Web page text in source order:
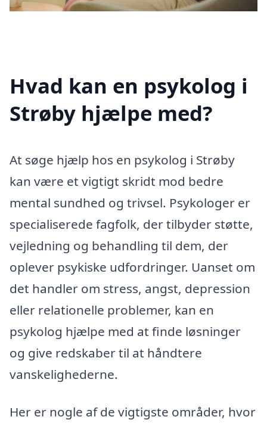
Hvad kan en psykolog i
Strøby hjælpe med?
At søge hjælp hos en psykolog i Strøby
kan være et vigtigt skridt mod bedre
mental sundhed og trivsel. Psykologer er
specialiserede fagfolk, der tilbyder støtte,
vejledning og behandling til dem, der
oplever psykiske udfordringer. Uanset om
det handler om stress, angst, depression
eller relationelle problemer, kan en
psykolog hjælpe med at finde løsninger
og give redskaber til at håndtere
vanskelighederne.
Her er nogle af de vigtigste områder, hvor